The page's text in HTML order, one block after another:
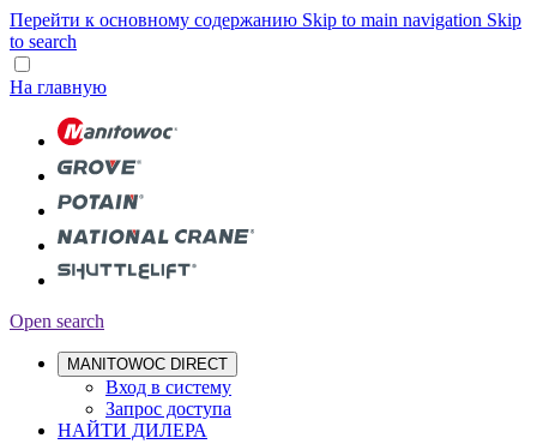
Перейти к основному содержанию Skip to main navigation Skip
to search
На главную
Open search
MANITOWOC DIRECT
Вход в систему
Запрос доступа
НАЙТИ ДИЛЕРА